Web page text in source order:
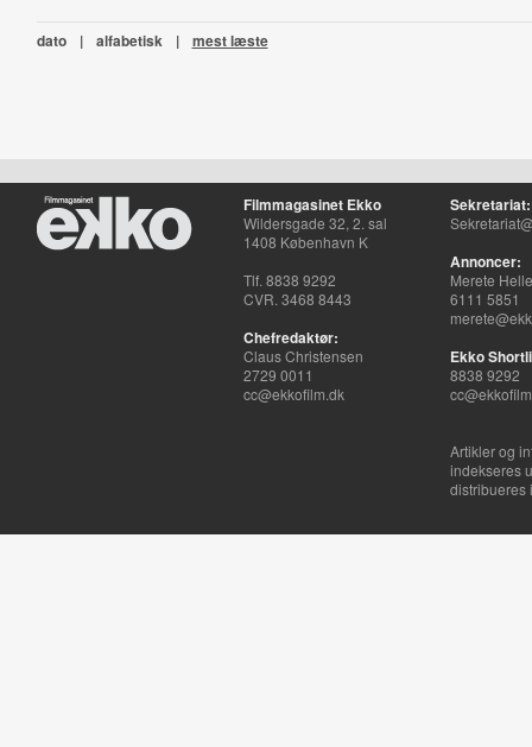
dato | alfabetisk | mest læste
Filmmagasinet Ekko
Wildersgade 32, 2. sal
1408 København K
Tlf. 8838 9292
CVR. 3468 8443
Chefredaktør:
Claus Christensen
2729 0011
cc@ekkofilm.dk
Sekretariat:
Annoncer:
Merete
6111 5851
Ekko
8838 9292
Artikler og
indekseres
distribueres